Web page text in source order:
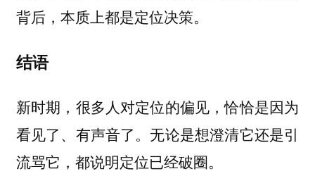
背后，本质上都是定位决策。
结语
新时期，很多人对定位的偏见，恰恰是因为
看见了、有声音了。无论是想澄清它还是引
流骂它，都说明定位已经破圈。